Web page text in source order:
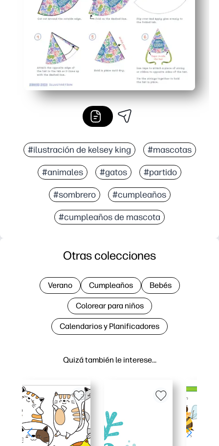
Utilería perfecta: personaliza con el nombre de tu
#ilustración de kelsey king #mascotas
#animales #gatos #partido
#sombrero #cumpleaños
#cumpleaños de mascota
Quizá también le interese…
Otras colecciones
Verano Cumpleaños Bebés
Colorear para niños
Calendarios y Planificadores